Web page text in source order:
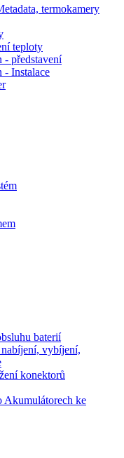
termokamery
teploty
- představení
- Instalace
baterií
vybíjení,
konektorů
Akumulátorech ke